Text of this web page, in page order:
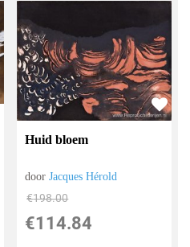
Huid bloem
doorJacques Hérold
€198.00
€114.84